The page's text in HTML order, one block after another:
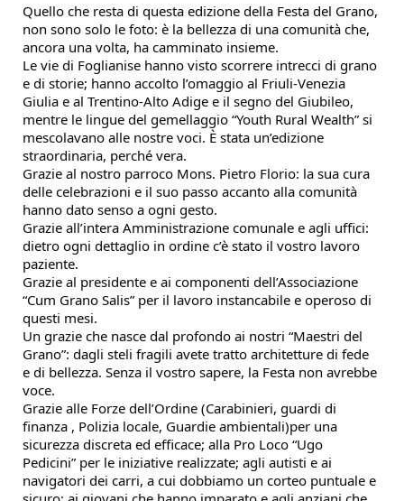
Quello che resta di questa edizione della Festa del Grano,
non sono solo le foto: è la bellezza di una comunità che,
ancora una volta, ha camminato insieme.
Le vie di Foglianise hanno visto scorrere intrecci di grano
e di storie; hanno accolto l’omaggio al Friuli-Venezia
Giulia e al Trentino-Alto Adige e il segno del Giubileo,
mentre le lingue del gemellaggio “Youth Rural Wealth” si
mescolavano alle nostre voci. È stata un’edizione
straordinaria, perché vera.
Grazie al nostro parroco Mons. Pietro Florio: la sua cura
delle celebrazioni e il suo passo accanto alla comunità
hanno dato senso a ogni gesto.
Grazie all’intera Amministrazione comunale e agli uffici:
dietro ogni dettaglio in ordine c’è stato il vostro lavoro
paziente.
Grazie al presidente e ai componenti dell’Associazione
“Cum Grano Salis” per il lavoro instancabile e operoso di
questi mesi.
Un grazie che nasce dal profondo ai nostri “Maestri del
Grano”: dagli steli fragili avete tratto architetture di fede
e di bellezza. Senza il vostro sapere, la Festa non avrebbe
voce.
Grazie alle Forze dell’Ordine (Carabinieri, guardi di
finanza , Polizia locale, Guardie ambientali)per una
sicurezza discreta ed efficace; alla Pro Loco “Ugo
Pedicini” per le iniziative realizzate; agli autisti e ai
navigatori dei carri, a cui dobbiamo un corteo puntuale e